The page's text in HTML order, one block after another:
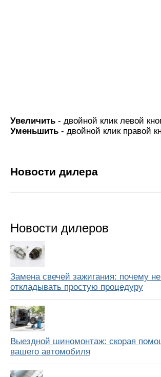
Увеличить - двойной клик левой
Уменьшить - двойной клик правой
Новости дилера
Новости дилеров
Замена свечей зажигания: почему
откладывать простую процедуру
Выездной шиномонтаж: скорая
вашего автомобиля